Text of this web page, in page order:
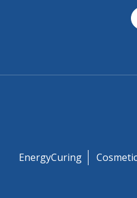
EnergyCuring